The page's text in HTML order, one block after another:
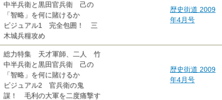
中半兵衛と黒田官兵衛 己の
「智略」を何に賭けるか
ビジュアル1 完全包囲！ 三
木城兵糧攻め
歴史街道 2009
年4月号
総力特集 天才軍師、二人 竹
中半兵衛と黒田官兵衛 己の
「智略」を何に賭けるか
ビジュアル2 官兵衛の鬼
謀！ 毛利の大軍を二度痛撃す
歴史街道 2009
年4月号